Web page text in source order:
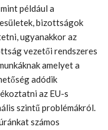
például a
bizottságok
ugyanakkor az
vezetői rendszeres
amelyet a
adódik
az EU-s
szintű problémákról.
számos